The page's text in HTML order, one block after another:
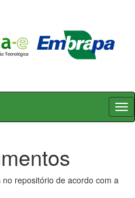
repositório de acordo com a